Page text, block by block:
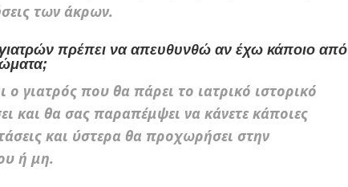
των άκρων.
γιατρών πρέπει να απευθυνθώ αν έχω κάποιο από
ο γιατρός που θα πάρει το ιατρικό ιστορικό
και θα σας παραπέμψει να κάνετε κάποιες
και ύστερα θα προχωρήσει στην
ή μη.